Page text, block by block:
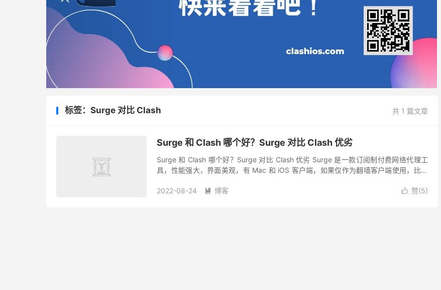
共 1 篇文章
标签：Surge 对比 Clash
Surge 和 Clash 哪个好？Surge 对比 Clash 优劣
Surge 和 Clash 哪个好？Surge 对比 Clash 优劣 Surge 是一款订阅制付费网络代理工
具，性能强大，界面美观，有 Mac 和 iOS 客户端，如果仅作为翻墙客户端使用，比较
 赞(5)
2022-08-24  博客